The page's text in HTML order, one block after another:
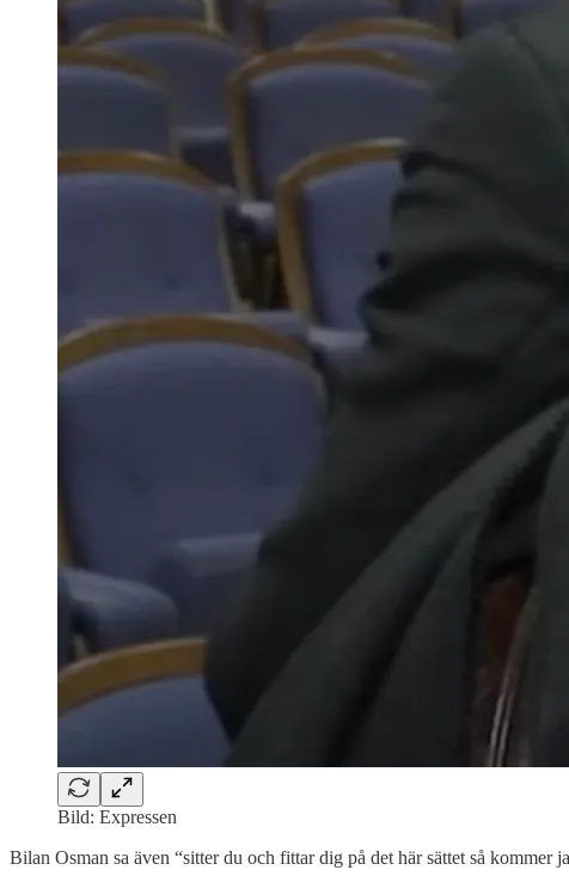
Bild: Expressen
Bilan Osman sa även “sitter du och fittar dig på det här sättet så kommer